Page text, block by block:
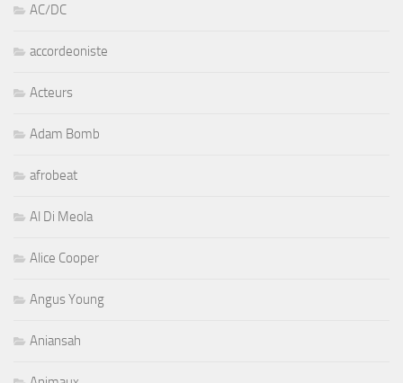
AC/DC
accordeoniste
Acteurs
Adam Bomb
afrobeat
Al Di Meola
Alice Cooper
Angus Young
Aniansah